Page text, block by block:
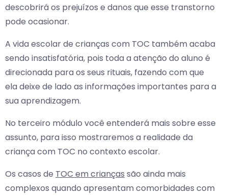
descobrirá os prejuízos e danos que esse transtorno
pode ocasionar.
A vida escolar de crianças com TOC também acaba
sendo insatisfatória, pois toda a atenção do aluno é
direcionada para os seus rituais, fazendo com que
ela deixe de lado as informações importantes para a
sua aprendizagem.
No terceiro módulo você entenderá mais sobre esse
assunto, para isso mostraremos a realidade da
criança com TOC no contexto escolar.
Os casos de TOC em crianças são ainda mais
complexos quando apresentam comorbidades com